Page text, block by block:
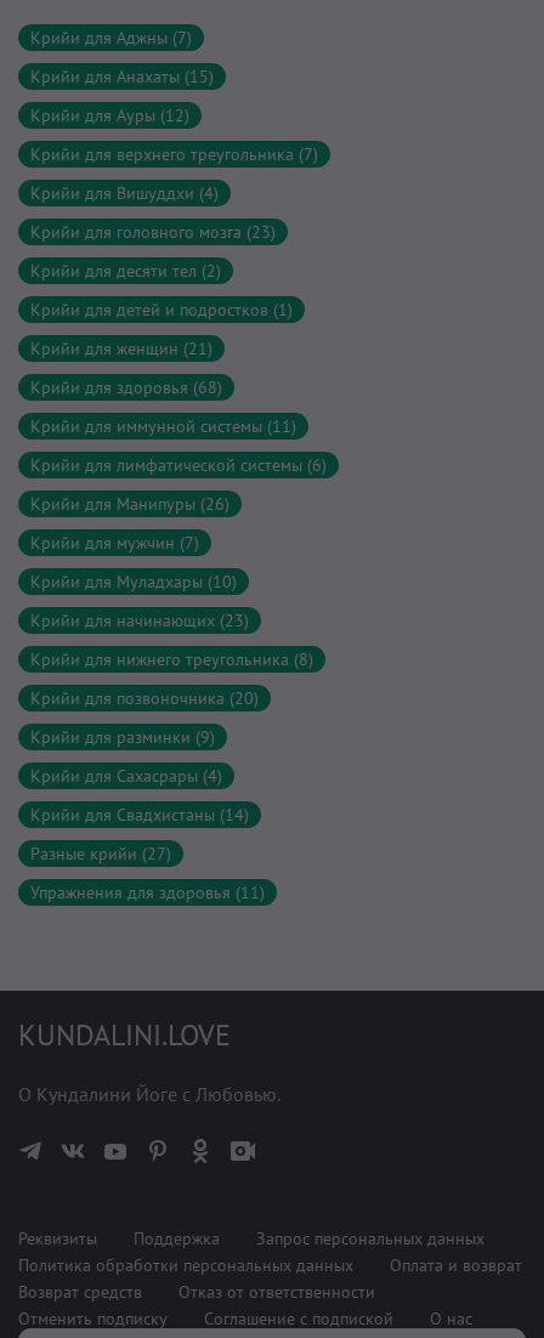
Крийи для Аджны (7)
Крийи для Анахаты (15)
Крийи для Ауры (12)
Крийи для верхнего треугольника (7)
Крийи для Вишуддхи (4)
Крийи для головного мозга (23)
Крийи для десяти тел (2)
Крийи для детей и подростков (1)
Крийи для женщин (21)
Крийи для здоровья (68)
Крийи для иммунной системы (11)
Крийи для лимфатической системы (6)
Крийи для Манипуры (26)
Крийи для мужчин (7)
Крийи для Муладхары (10)
Крийи для начинающих (23)
Крийи для нижнего треугольника (8)
Крийи для позвоночника (20)
Крийи для разминки (9)
Крийи для Сахасрары (4)
Крийи для Свадхистаны (14)
Разные крийи (27)
Упражнения для здоровья (11)
KUNDALINI.LOVE
О Кундалини Йоге с Любовью.
Реквизиты Поддержка
Запрос персональных данных
Политика обработки персональных данных
Оплата и возврат
Возврат средств
Отказ от ответственности
Отменить подписку
Соглашение с подпиской О нас